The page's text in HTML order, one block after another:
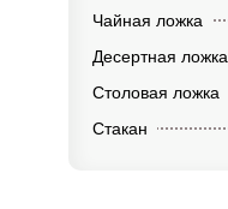
Чайная ложка
Десертная ложка
Столовая ложка
Стакан